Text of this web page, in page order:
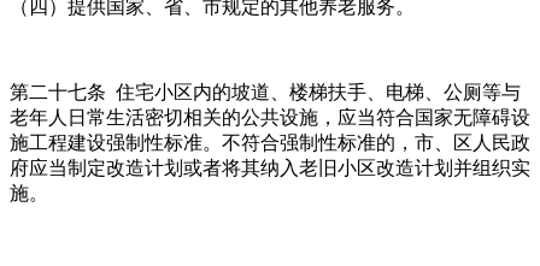
（四）提供国家、省、市规定的其他养老服务。
第二十七条 住宅小区内的坡道、楼梯扶手、电梯、公厕等与
老年人日常生活密切相关的公共设施，应当符合国家无障碍设
施工程建设强制性标准。不符合强制性标准的，市、区人民政
府应当制定改造计划或者将其纳入老旧小区改造计划并组织实
施。